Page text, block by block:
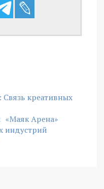
креативных
«Маяк Арена»
индустрий